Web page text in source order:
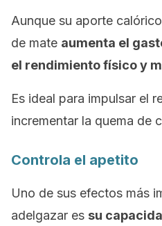
Aunque su aporte
de mate aumenta el
el rendimiento físico y
Es ideal para impulsar el
incrementar la quema de
Controla el apetito
Uno de sus efectos más
adelgazar es su